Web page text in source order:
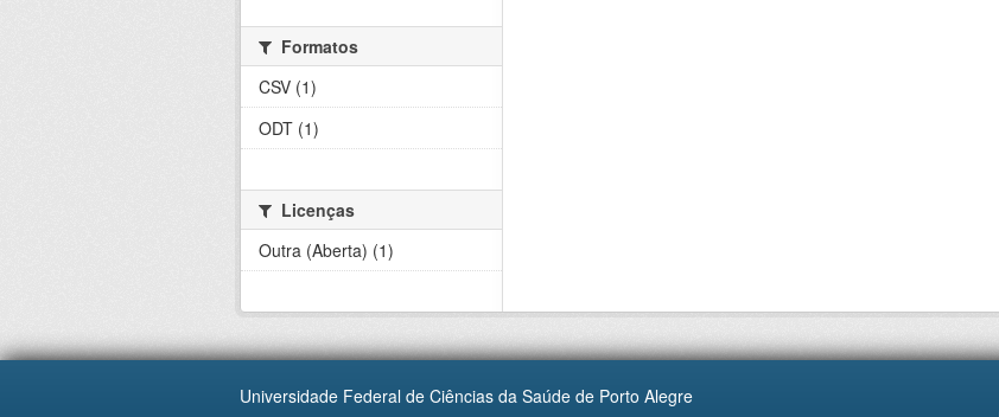
Formatos
CSV (1)
ODT (1)
Licenças
Outra (Aberta) (1)
Universidade Federal de Ciências da Saúde de Porto Alegre